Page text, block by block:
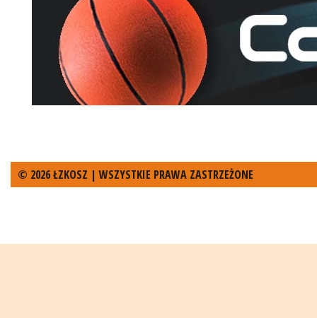
© 2026 ŁZKOSZ | WSZYSTKIE PRAWA ZASTRZEŻONE